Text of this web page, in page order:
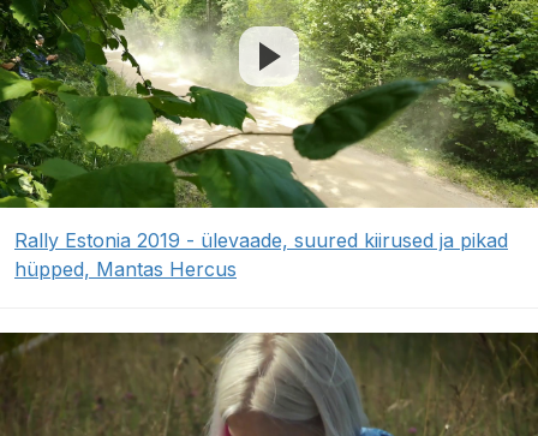
Rally Estonia 2019 - ülevaade, suured kiirused ja pikad
hüpped, Mantas Hercus